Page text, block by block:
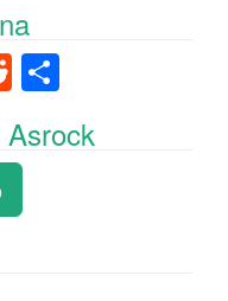
R
e
d
di
t
n